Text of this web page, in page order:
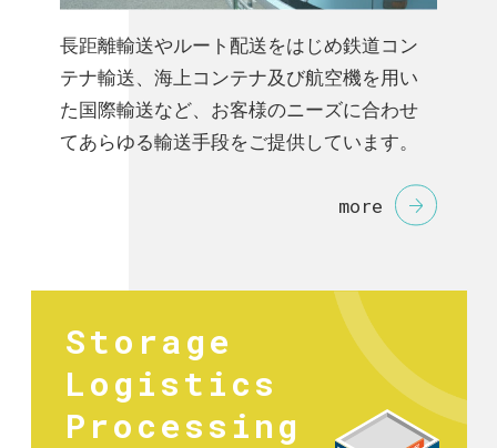
長距離輸送やルート配送をはじめ鉄道コン
テナ輸送、海上コンテナ及び航空機を用い
た国際輸送など、お客様のニーズに合わせ
てあらゆる輸送手段をご提供しています。
more
Storage
Logistics
Processing